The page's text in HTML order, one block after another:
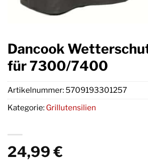
Dancook
für 7300/7400
24,99€
Artikelnummer: 5709193301257
Kategorie: Grillutensilien